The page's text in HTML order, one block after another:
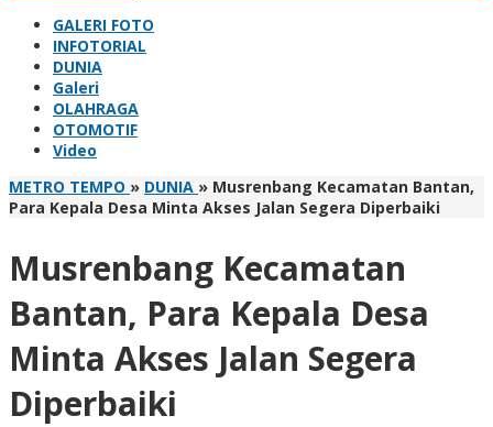
GALERI FOTO
INFOTORIAL
DUNIA
Galeri
OLAHRAGA
OTOMOTIF
Video
METRO TEMPO » DUNIA » Musrenbang Kecamatan Bantan,
Para Kepala Desa Minta Akses Jalan Segera Diperbaiki
Musrenbang Kecamatan
Bantan, Para Kepala Desa
Minta Akses Jalan Segera
Diperbaiki